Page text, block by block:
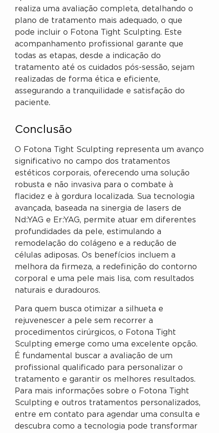
realiza uma avaliação completa, detalhando o
plano de tratamento mais adequado, o que
pode incluir o Fotona Tight Sculpting. Este
acompanhamento profissional garante que
todas as etapas, desde a indicação do
tratamento até os cuidados pós-sessão, sejam
realizadas de forma ética e eficiente,
assegurando a tranquilidade e satisfação do
paciente.
Conclusão
O Fotona Tight Sculpting representa um avanço
significativo no campo dos tratamentos
estéticos corporais, oferecendo uma solução
robusta e não invasiva para o combate à
flacidez e à gordura localizada. Sua tecnologia
avançada, baseada na sinergia de lasers de
Nd:YAG e Er:YAG, permite atuar em diferentes
profundidades da pele, estimulando a
remodelação do colágeno e a redução de
células adiposas. Os benefícios incluem a
melhora da firmeza, a redefinição do contorno
corporal e uma pele mais lisa, com resultados
naturais e duradouros.
Para quem busca otimizar a silhueta e
rejuvenescer a pele sem recorrer a
procedimentos cirúrgicos, o Fotona Tight
Sculpting emerge como uma excelente opção.
É fundamental buscar a avaliação de um
profissional qualificado para personalizar o
tratamento e garantir os melhores resultados.
Para mais informações sobre o Fotona Tight
Sculpting e outros tratamentos personalizados,
entre em contato para agendar uma consulta e
descubra como a tecnologia pode transformar